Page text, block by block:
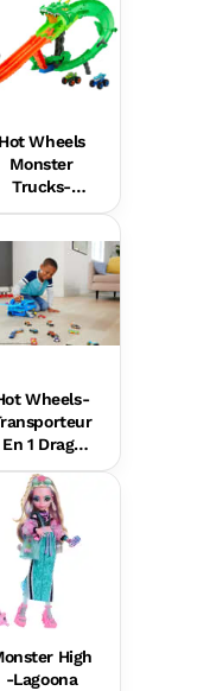
Hot Wheels
Monster
Trucks-
Piste
Sharks vs
Dinos
Wheels-
1 Dragon
Hot Wheels
City
High
-Lagoona